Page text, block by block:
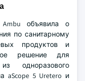
объявила о
по санитарному
продуктов и
решение для
одноразового
aScope 5 Uretero и